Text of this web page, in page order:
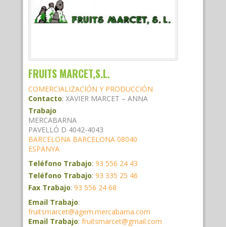
FRUITS MARCET,S.L.
COMERCIALIZACIÓN Y PRODUCCIÓN
Contacto: XAVIER MARCET – ANNA
Trabajo
MERCABARNA
PAVELLÓ D 4042-4043
BARCELONA BARCELONA 08040
ESPANYA
Teléfono Trabajo: 93 556 24 43
Teléfono Trabajo: 93 335 25 46
Fax Trabajo: 93 556 24 68
Email Trabajo:
fruitsmarcet@agem.mercabarna.com
Email Trabajo: fruitsmarcet@gmail.com